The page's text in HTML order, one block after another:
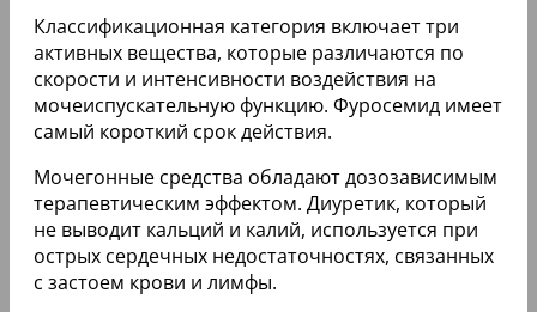
Классификационная категория включает три
активных вещества, которые различаются по
скорости и интенсивности воздействия на
мочеиспускательную функцию. Фуросемид имеет
самый короткий срок действия.
Мочегонные средства обладают дозозависимым
терапевтическим эффектом. Диуретик, который
не выводит кальций и калий, используется при
острых сердечных недостаточностях, связанных
с застоем крови и лимфы.